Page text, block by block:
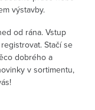
výstavby.
od rána. Vstup
Stačí se
dobrého a
v sortimentu,